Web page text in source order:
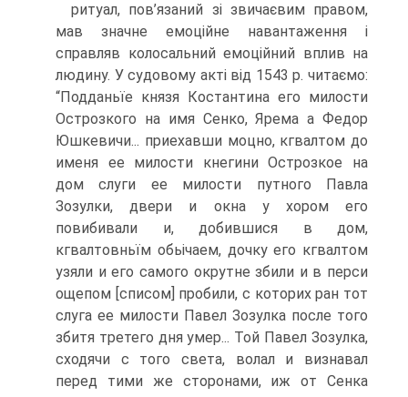
ритуал, пов’язаний зі звичаєвим правом,
мав значне емоційне навантаження і
справляв колосальний емоційний вплив на
людину. У судовому акті від 1543 р. читаємо:
“Подданьїе князя Костантина его милости
Острозкого на имя Сенко, Ярема а Федор
Юшкевичи... приехавши моцно, кгвалтом до
именя ее милости кнегини Острозкое на
дом слуги ее милости путного Павла
Зозулки, двери и окна у хором его
повибивали и, добившися в дом,
кгвалтовньїм обьічаем, дочку его кгвалтом
узяли и его самого окрутне збили и в перси
ощепом [списом] пробили, с которих ран тот
слуга ее милости Павел Зозулка после того
збитя третего дня умер... Той Павел Зозулка,
сходячи с того света, волал и визнавал
перед тими же сторонами, иж от Сенка